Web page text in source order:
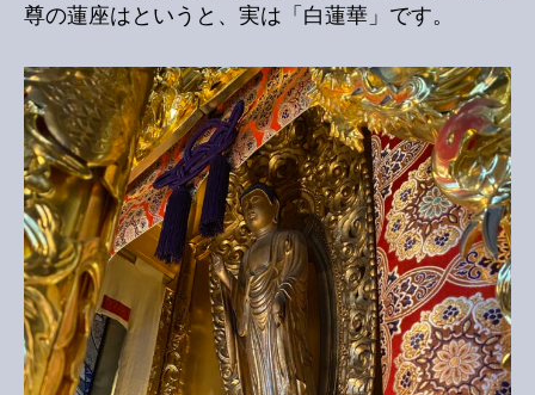
尊の蓮座はというと、実は「白蓮華」です。